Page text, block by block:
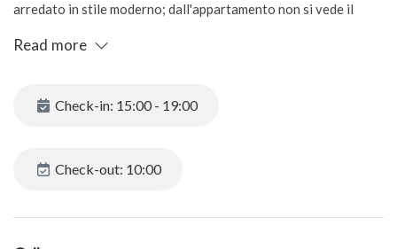
arredato in stile moderno; dall'appartamento non si vede il
fronte lago con piccola spiaggia e molo in pietre è una
moka, bollitore, tostapane;
Read more
Check-in: 15:00 - 19:00
Check-out: 10:00